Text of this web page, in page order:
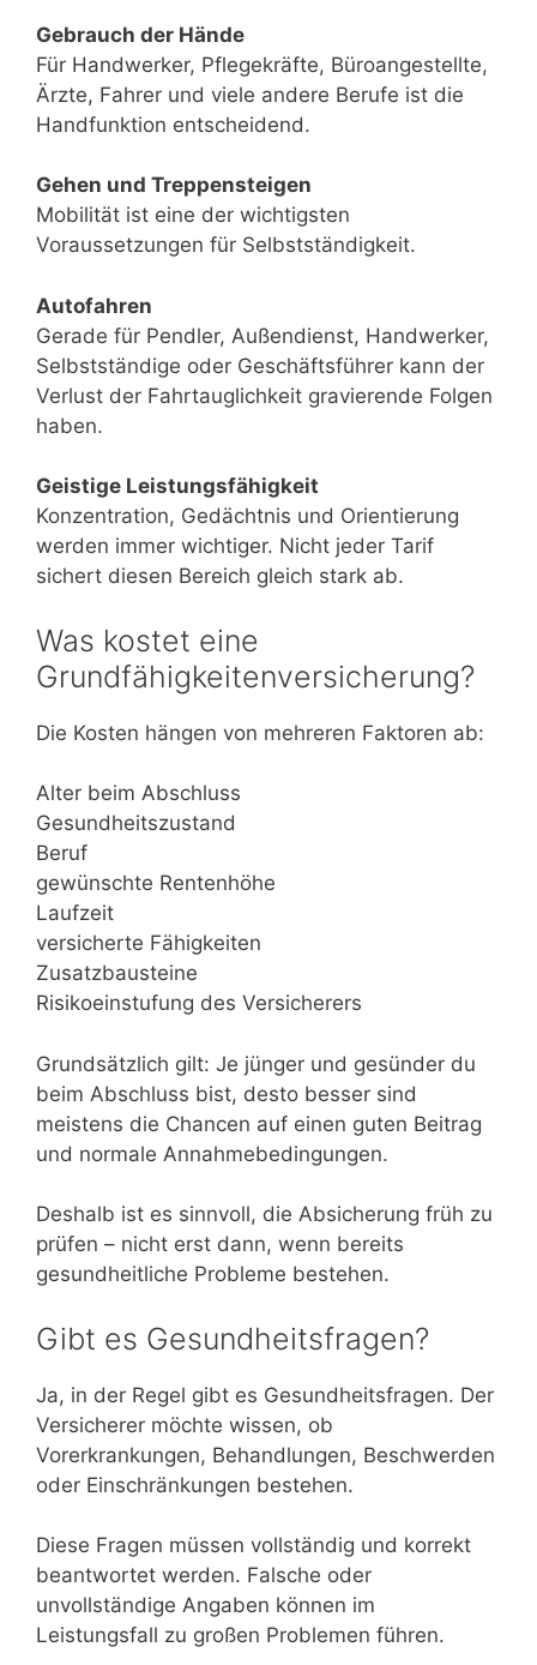
Gebrauch der Hände
Für Handwerker, Pflegekräfte, Büroangestellte,
Ärzte, Fahrer und viele andere Berufe ist die
Handfunktion entscheidend.
Gehen und Treppensteigen
Mobilität ist eine der wichtigsten
Voraussetzungen für Selbstständigkeit.
Autofahren
Gerade für Pendler, Außendienst, Handwerker,
Selbstständige oder Geschäftsführer kann der
Verlust der Fahrtauglichkeit gravierende Folgen
haben.
Geistige Leistungsfähigkeit
Konzentration, Gedächtnis und Orientierung
werden immer wichtiger. Nicht jeder Tarif
sichert diesen Bereich gleich stark ab.
Was kostet eine
Grundfähigkeitenversicherung?
Die Kosten hängen von mehreren Faktoren ab:
Alter beim Abschluss
Gesundheitszustand
Beruf
gewünschte Rentenhöhe
Laufzeit
versicherte Fähigkeiten
Zusatzbausteine
Risikoeinstufung des Versicherers
Grundsätzlich gilt: Je jünger und gesünder du
beim Abschluss bist, desto besser sind
meistens die Chancen auf einen guten Beitrag
und normale Annahmebedingungen.
Deshalb ist es sinnvoll, die Absicherung früh zu
prüfen – nicht erst dann, wenn bereits
gesundheitliche Probleme bestehen.
Gibt es Gesundheitsfragen?
Ja, in der Regel gibt es Gesundheitsfragen. Der
Versicherer möchte wissen, ob
Vorerkrankungen, Behandlungen, Beschwerden
oder Einschränkungen bestehen.
Diese Fragen müssen vollständig und korrekt
beantwortet werden. Falsche oder
unvollständige Angaben können im
Leistungsfall zu großen Problemen führen.